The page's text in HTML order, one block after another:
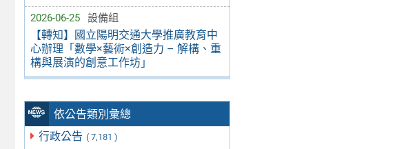
2026-06-25 設備組
【轉知】國立陽明交通大學推廣教育中
心辦理「數學×藝術×創造力 – 解構、重
構與展演的創意工作坊」
依公告類別彙總
行政公告 ( 7,181 )